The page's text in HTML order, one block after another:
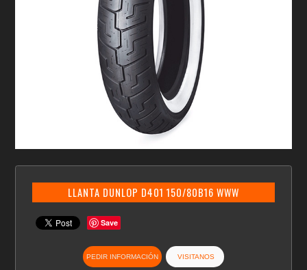
LLANTA DUNLOP D401 150/80B16 WWW
Save
PEDIR INFORMACIÓN VISITANOS